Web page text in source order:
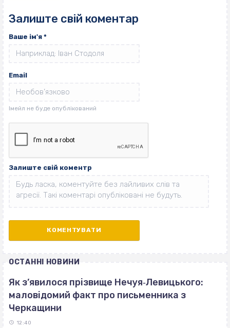
Залиште свій коментар
Ваше ім'я *
Email
Залиште свій коментр
ОСТАННІ НОВИНИ
Як з’явилося прізвище Нечуя‐Левицького:
маловідомий факт про письменника з
Черкащини
12:40